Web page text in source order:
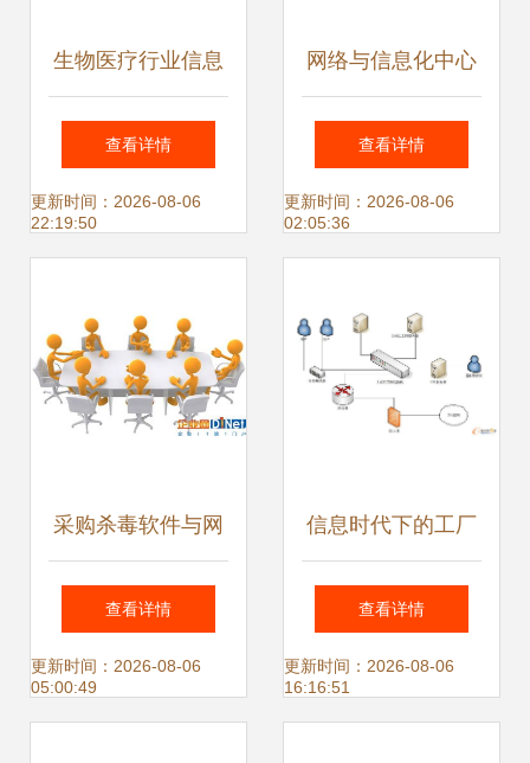
生物医疗行业信息
化网络规划建设与
网络安全最佳实践
查看详情
更新时间：2026-08-06
22:19:50
网络与信息化中心
构筑网络与信息安
全软件开发的基石
查看详情
更新时间：2026-08-06
02:05:36
采购杀毒软件与网
络信息安全软件开
发 守护网络环境的
查看详情
更新时间：2026-08-06
05:00:49
信息时代下的工厂
信息安全 ERP系统
如何构筑数字防线
查看详情
更新时间：2026-08-06
16:16:51